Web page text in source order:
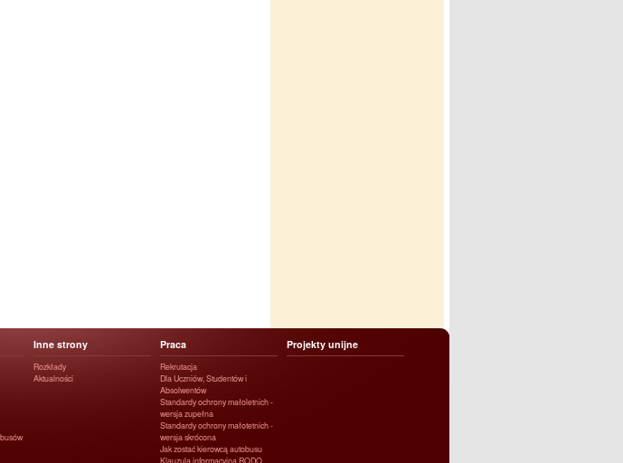
Inne strony
Rozkłady
Aktualności
Praca
Rekrutacja
Dla Uczniów, Studentów i
Absolwentów
Standardy ochrony małoletnich -
wersja zupełna
Standardy ochrony małotetnich -
wersja skrócona
Jak zostać kierowcą autobusu
Projekty unijne